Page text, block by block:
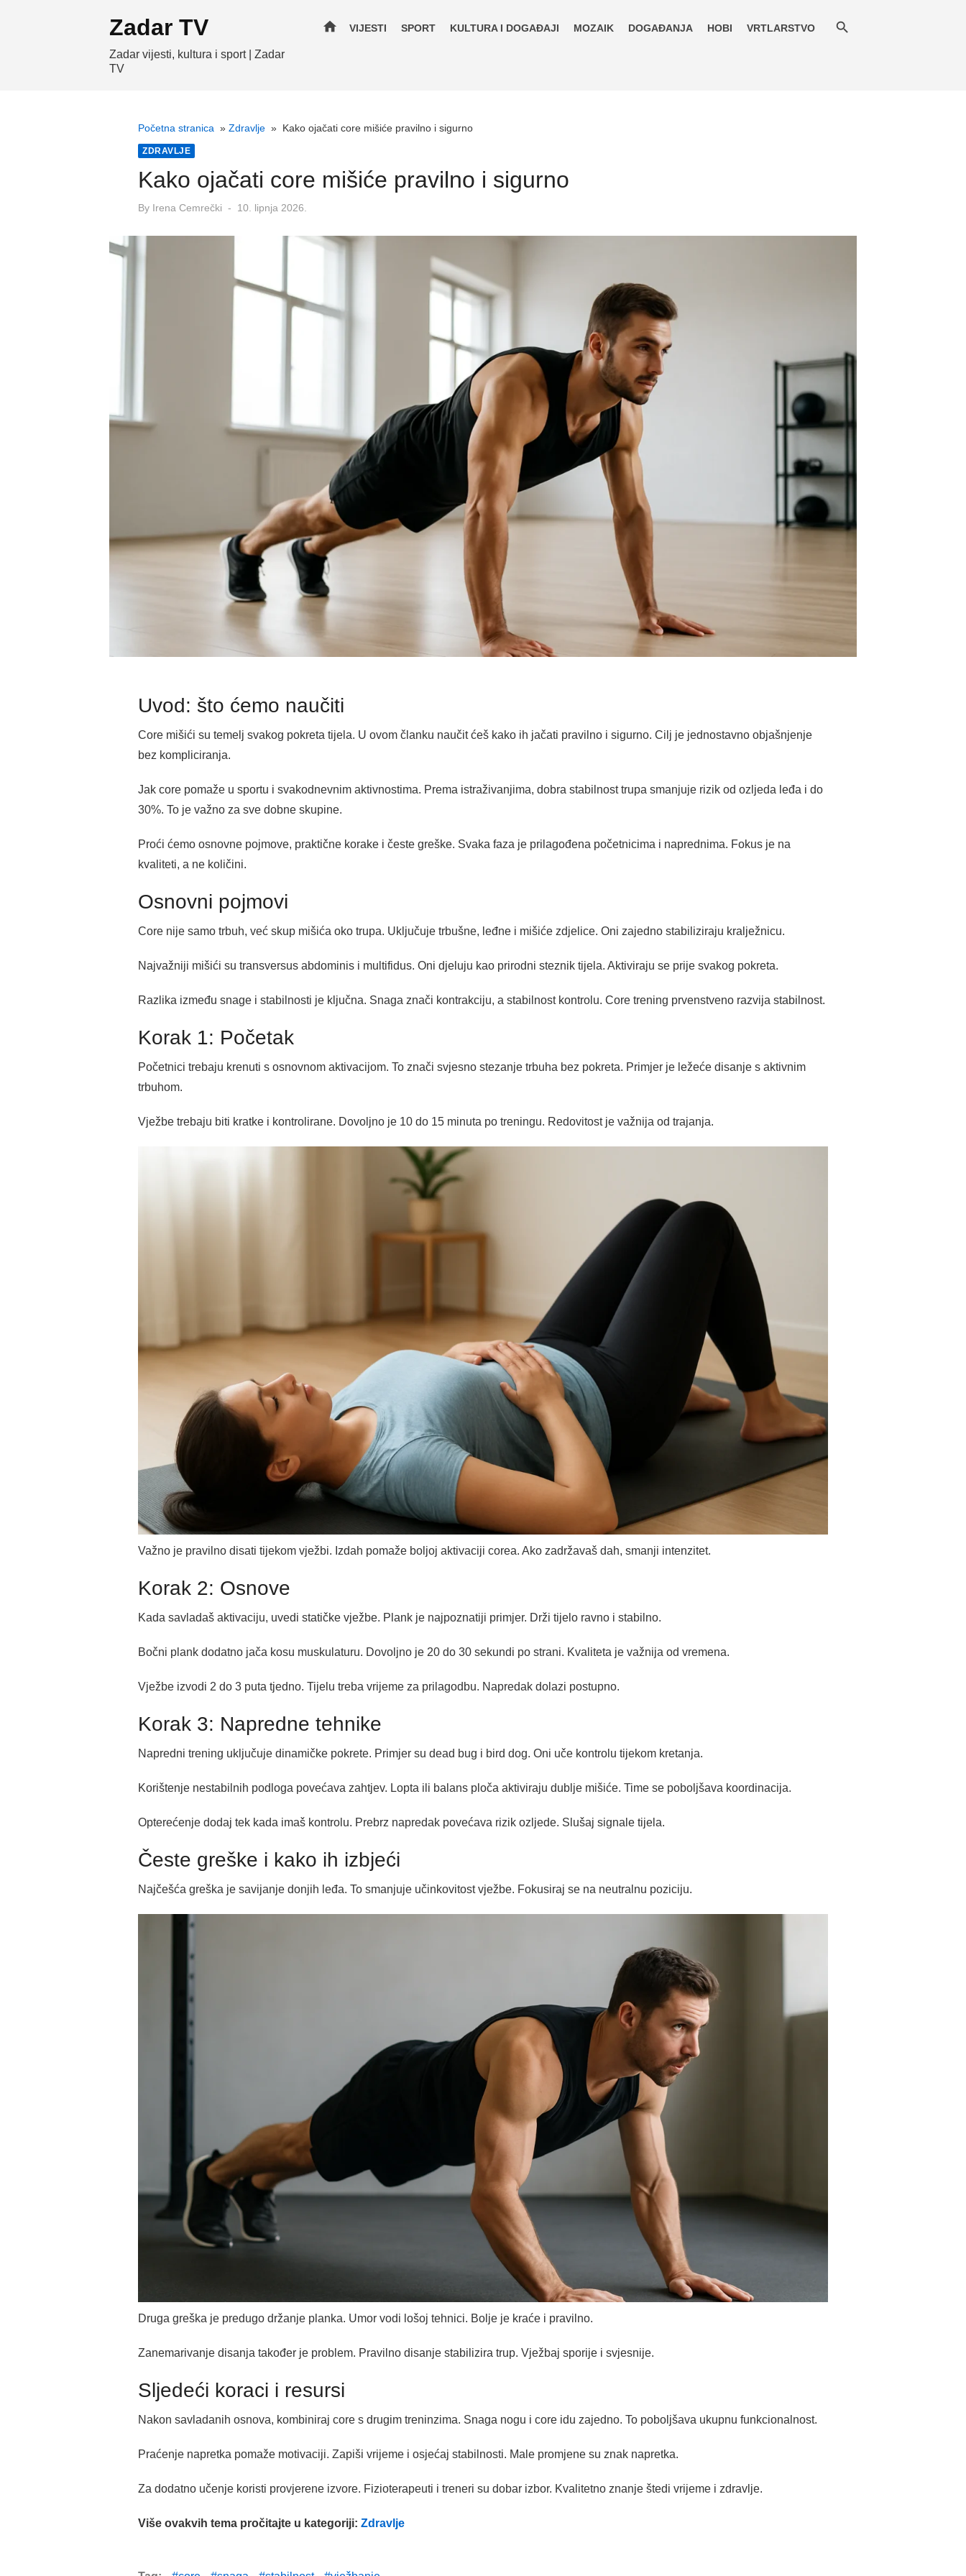
Zadar TV
Zadar vijesti, kultura i sport | Zadar
TV
home VIJESTI SPORT KULTURA I DOGAĐAJI MOZAIK DOGAĐANJA HOBI VRTLARSTVO
Početna stranica » Zdravlje » Kako ojačati core mišiće pravilno i sigurno
ZDRAVLJE
Kako ojačati core mišiće pravilno i sigurno
By Irena Cemrečki
Posted
10. lipnja 2026.
Uvod: što ćemo naučiti
Core mišići su temelj svakog pokreta tijela. U ovom članku naučit ćeš kako ih jačati pravilno i sigurno. Cilj je jednostavno objašnjenje
bez kompliciranja.
Jak core pomaže u sportu i svakodnevnim aktivnostima. Prema istraživanjima, dobra stabilnost trupa smanjuje rizik od ozljeda leđa i do
30%. To je važno za sve dobne skupine.
Proći ćemo osnovne pojmove, praktične korake i česte greške. Svaka faza je prilagođena početnicima i naprednima. Fokus je na
kvaliteti, a ne količini.
Osnovni pojmovi
Core nije samo trbuh, već skup mišića oko trupa. Uključuje trbušne, leđne i mišiće zdjelice. Oni zajedno stabiliziraju kralježnicu.
Najvažniji mišići su transversus abdominis i multifidus. Oni djeluju kao prirodni steznik tijela. Aktiviraju se prije svakog pokreta.
Razlika između snage i stabilnosti je ključna. Snaga znači kontrakciju, a stabilnost kontrolu. Core trening prvenstveno razvija stabilnost.
Korak 1: Početak
Početnici trebaju krenuti s osnovnom aktivacijom. To znači svjesno stezanje trbuha bez pokreta. Primjer je ležeće disanje s aktivnim
trbuhom.
Vježbe trebaju biti kratke i kontrolirane. Dovoljno je 10 do 15 minuta po treningu. Redovitost je važnija od trajanja.
Važno je pravilno disati tijekom vježbi. Izdah pomaže boljoj aktivaciji corea. Ako zadržavaš dah, smanji intenzitet.
Korak 2: Osnove
Kada savladaš aktivaciju, uvedi statičke vježbe. Plank je najpoznatiji primjer. Drži tijelo ravno i stabilno.
Bočni plank dodatno jača kosu muskulaturu. Dovoljno je 20 do 30 sekundi po strani. Kvaliteta je važnija od vremena.
Vježbe izvodi 2 do 3 puta tjedno. Tijelu treba vrijeme za prilagodbu. Napredak dolazi postupno.
Korak 3: Napredne tehnike
Napredni trening uključuje dinamičke pokrete. Primjer su dead bug i bird dog. Oni uče kontrolu tijekom kretanja.
Korištenje nestabilnih podloga povećava zahtjev. Lopta ili balans ploča aktiviraju dublje mišiće. Time se poboljšava koordinacija.
Opterećenje dodaj tek kada imaš kontrolu. Prebrz napredak povećava rizik ozljede. Slušaj signale tijela.
Česte greške i kako ih izbjeći
Najčešća greška je savijanje donjih leđa. To smanjuje učinkovitost vježbe. Fokusiraj se na neutralnu poziciju.
Druga greška je predugo držanje planka. Umor vodi lošoj tehnici. Bolje je kraće i pravilno.
Zanemarivanje disanja također je problem. Pravilno disanje stabilizira trup. Vježbaj sporije i svjesnije.
Sljedeći koraci i resursi
Nakon savladanih osnova, kombiniraj core s drugim treninzima. Snaga nogu i core idu zajedno. To poboljšava ukupnu funkcionalnost.
Praćenje napretka pomaže motivaciji. Zapiši vrijeme i osjećaj stabilnosti. Male promjene su znak napretka.
Za dodatno učenje koristi provjerene izvore. Fizioterapeuti i treneri su dobar izbor. Kvalitetno znanje štedi vrijeme i zdravlje.
Više ovakvih tema pročitajte u kategoriji: Zdravlje